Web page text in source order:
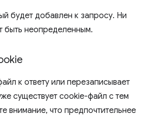
будет добавлен к запросу. Ни
быть неопределенным.
к ответу или перезаписывает
существует cookie-файл с тем
внимание, что предпочтительнее